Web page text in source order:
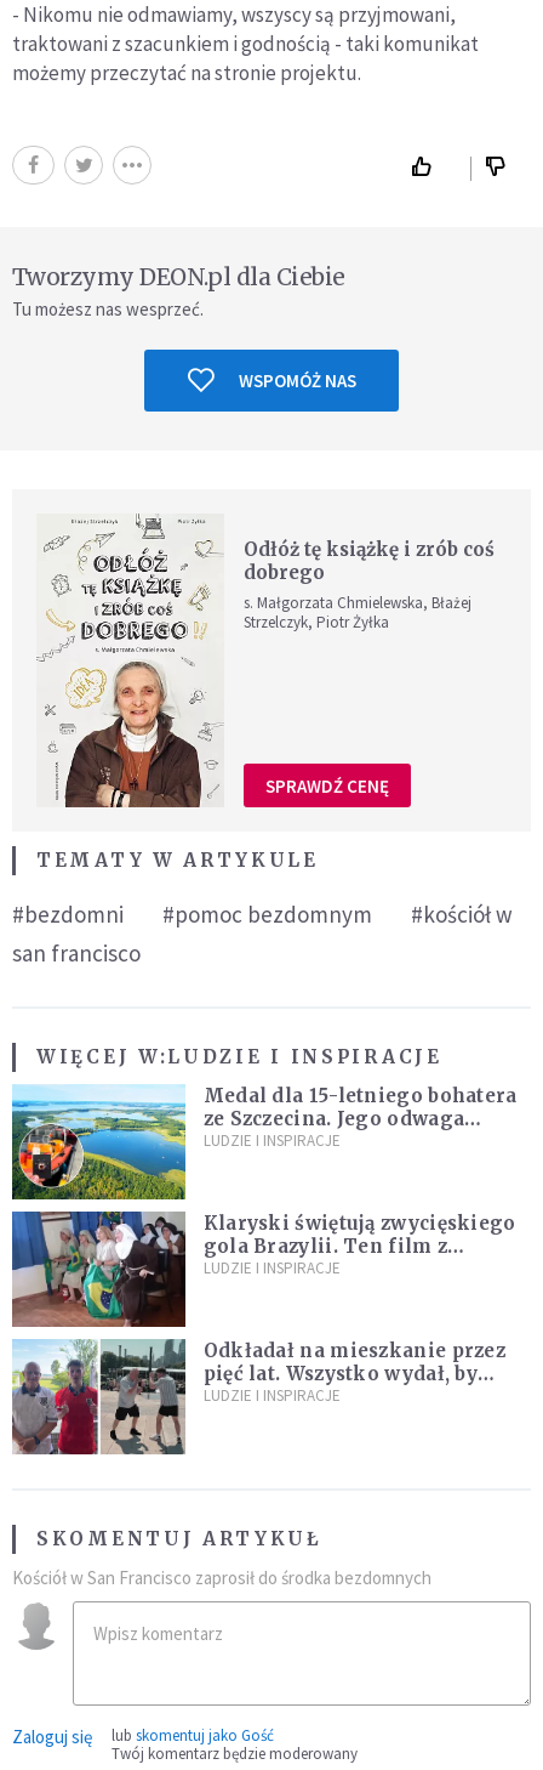
- Nikomu nie odmawiamy, wszyscy są przyjmowani,
traktowani z szacunkiem i godnością - taki komunikat
możemy przeczytać na stronie projektu.
Tworzymy DEON.pl dla Ciebie
Tu możesz nas wesprzeć.
WSPOMÓŻ NAS
Odłóż tę książkę i zrób coś
dobrego
s. Małgorzata Chmielewska, Błażej
Strzelczyk, Piotr Żyłka
SPRAWDŹ CENĘ
TEMATY W ARTYKULE
#bezdomni #pomoc bezdomnym
#kościół w
san francisco
WIĘCEJ W:LUDZIE I INSPIRACJE
Medal dla 15-letniego bohatera
ze Szczecina. Jego odwaga
ocaliła ludzkie życie
LUDZIE I INSPIRACJE
Klaryski świętują zwycięskiego
gola Brazylii. Ten film z
zakonnicami obejrzały już
LUDZIE I INSPIRACJE
Odkładał na mieszkanie przez
pięć lat. Wszystko wydał, by
spełnić marzenie 80-letniego
LUDZIE I INSPIRACJE
SKOMENTUJ ARTYKUŁ
Kościół w San Francisco zaprosił do środka bezdomnych
Zaloguj się lub skomentuj jako Gość
Twój komentarz będzie moderowany